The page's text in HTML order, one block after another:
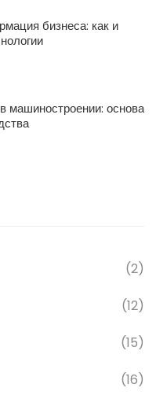
бизнеса: как и
машиностроении: основа
(2)
(12)
(15)
(16)